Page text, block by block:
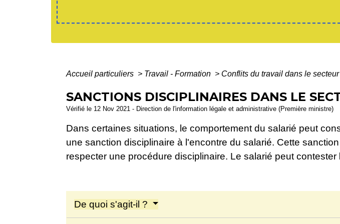
Accueil particuliers > Travail - Formation > Conflits du travail dans le
SANCTIONS DISCIPLINAIRES DANS LE
Vérifié le 12 Nov 2021 - Direction de l'information légale et administrative (Première ministre)
Dans certaines situations, le comportement du salarié peut
une sanction disciplinaire à l'encontre du salarié. Cette
respecter une procédure disciplinaire. Le salarié peut
De quoi s'agit-il ?